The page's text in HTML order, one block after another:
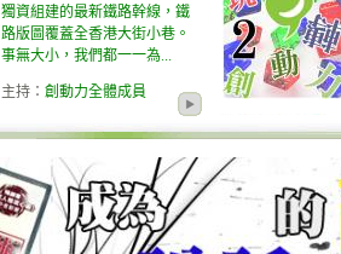
獨資組建的最新鐵路幹線，鐵
路版圖覆蓋全香港大街小巷。
事無大小，我們都一一為...
主持 ： 創動力全體成員